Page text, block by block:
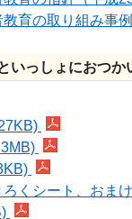
育の取り組み事
っしょにおつか
くシート、おま